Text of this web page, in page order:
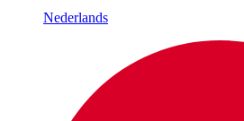
Nederlands